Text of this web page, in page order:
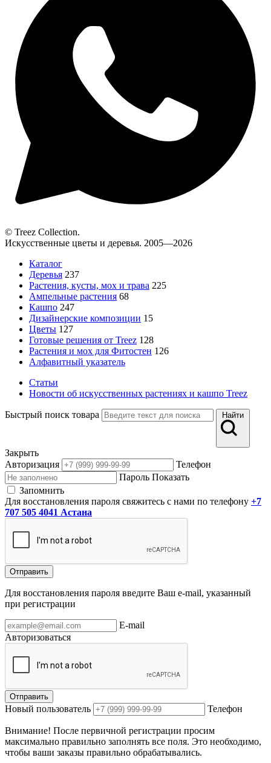
© Treez Collection.
Искусственные цветы и деревья. 2005—2026
Каталог
Деревья 237
Растения, кусты, мох и трава 225
Ампельные растения 68
Кашпо 247
Дизайнерские композиции 15
Цветы 127
Готовые решения от Treez 128
Растения и мох для Фитостен 126
Алфавитный указатель
Статьи
Новости об искусственных растениях и кашпо Treez
Быстрый поиск товара Найти
Закрыть
Авторизация
Телефон
Пароль Показать
Запомнить
Для восстановления пароля свяжитесь с нами по телефону +7
707 505 4041 Астана
Отправить
Для восстановления пароля введите Ваш e-mail, указанный
при регистрации
E-mail
Авторизоваться
Отправить
Новый пользователь Телефон
Внимание! После первичной регистрации просим
максимально правильно заполнять все поля. Это необходимо,
чтобы ваши заказы правильно обрабатывались.